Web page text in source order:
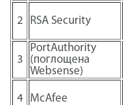
2 RSA Security
3
PortAuthority
(поглощена
Websense)
4 McAfee